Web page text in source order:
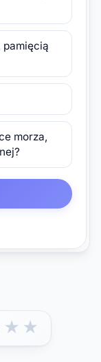
pamięcią
morza,
★
★